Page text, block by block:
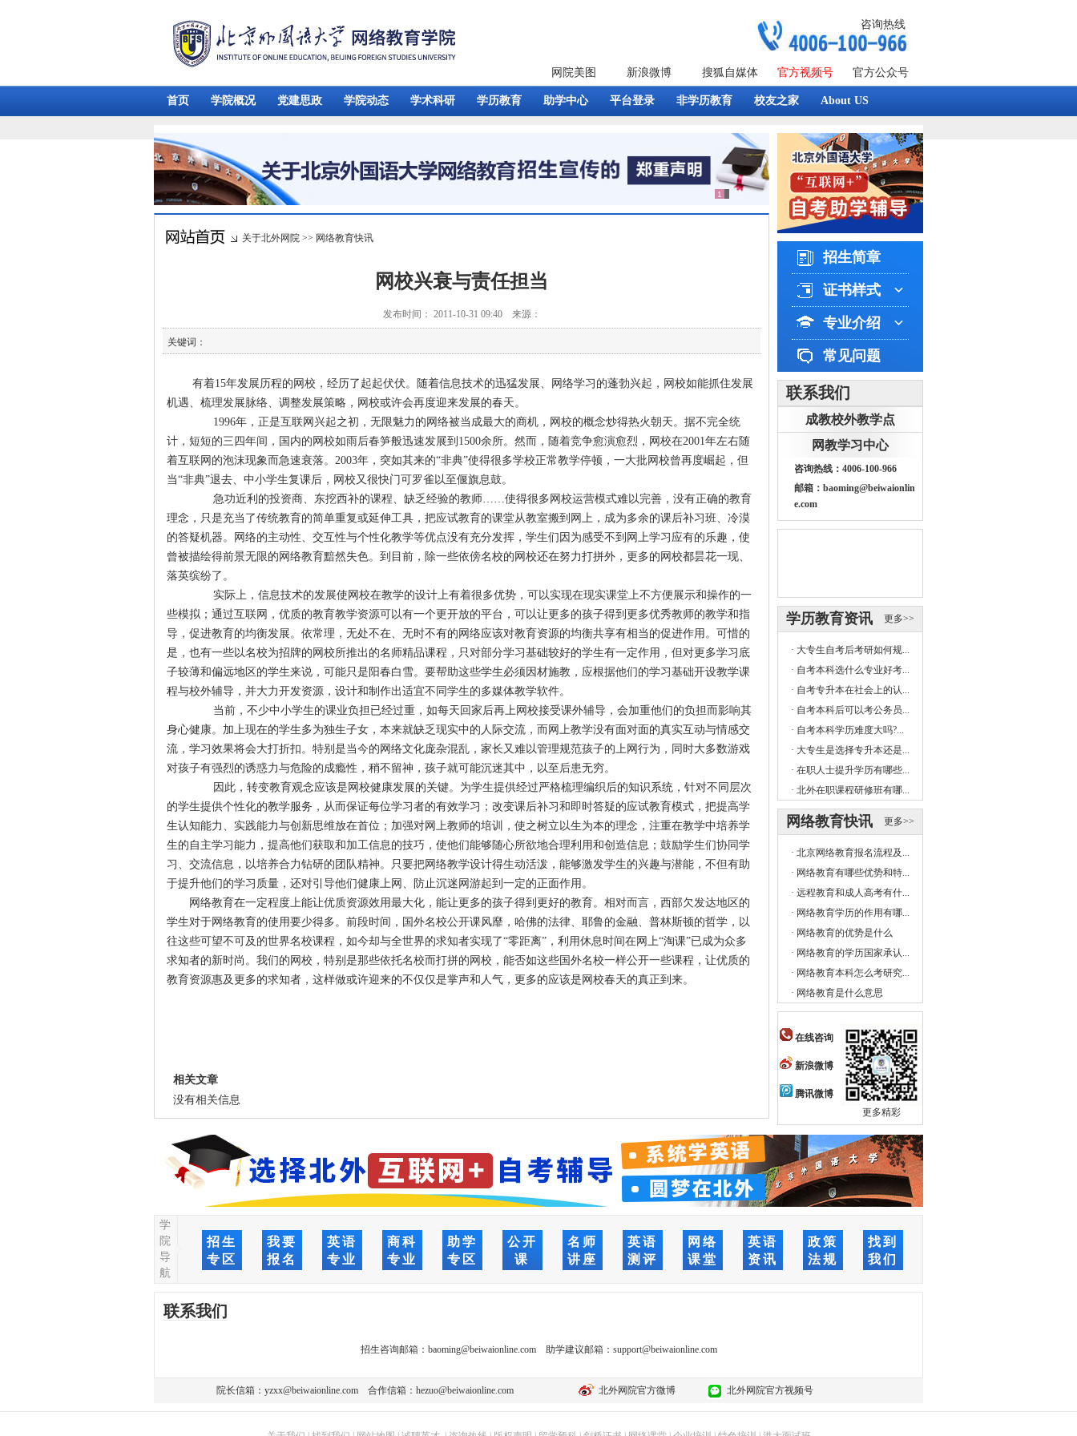
咨询热线
网院美图 新浪微博 搜狐自媒体 官方视频号 官方公众号
首页 学院概况 党建思政 学院动态 学术科研 学历教育 助学中心 平台登录 非学历教育 校友之家 About US
关于北外网院 >> 网络教育快讯
网校兴衰与责任担当
发布时间： 2011-10-31 09:40 来源：
关键词：
有着15年发展历程的网校，经历了起起伏伏。随着信息技术的迅猛发展、网络学习的蓬勃兴起，网校如能抓住发展
机遇、梳理发展脉络、调整发展策略，网校或许会再度迎来发展的春天。
1996年，正是互联网兴起之初，无限魅力的网络被当成最大的商机，网校的概念炒得热火朝天。据不完全统
计，短短的三四年间，国内的网校如雨后春笋般迅速发展到 1500余所。然而，随着竞争愈演愈烈，网校在2001年左右随
着互联网的泡沫现象而急速衰落。 2003年，突如其来的“非典”使得很多学校正常教学停顿，一大批网校曾再度崛起，但
当“非典”退去、中小学生复课后，网校又很快门可罗雀以至偃旗息鼓。
急功近利的投资商、东挖西补的课程、缺乏经验的教师……使得很多网校运营模式难以完善，没有正确的教育
理念，只是充当了传统教育的简单重复或延伸工具，把应试教育的课堂从教室搬到网上，成为多余的课后补习班、冷漠
的答疑机器。网络的主动性、交互性与个性化教学等优点没有充分发挥，学生们因为感受不到网上学习应有的乐趣，使
曾被描绘得前景无限的 网络教育黯然失色。到目前，除一些依傍名校的网校还在努力打拼外，更多的网校都昙花一现、
落英缤纷了。
实际上，信息技术的发展使网校在教学的设计上有着很多优势，可以实现在现实课堂上不方便展示和操作的一
些模拟；通过互联网，优质的教育教学资源可以有一个更开放的平台，可以让更多的孩子得到更多优秀教师的教学和指
导，促进教育的均衡发展。依常理，无处不在、无时不有的网络应该对教育资源的均衡共享有相当的促进作用。可惜的
是，也有一些以名校为招牌的网校所推出的名师精品课程，只对部分学习基础较好的学生有一定作用，但对更多学习底
子较薄和偏远地区的学生来说，可能只是阳春白雪。要帮助这些学生必须因材施教，应根据他们的学习基础开设教学课
程与校外辅导，并大力开发资源，设计和制作出适宜不同学生的多媒体教学软件。
当前，不少中小学生的课业负担已经过重，如每天回家后再上网校接受课外辅导，会加重他们的负担而影响其
身心健康。加上现在的学生多为独生子女，本来就缺乏现实中的人际交流，而网上教学没有面对面的真实互动与情感交
流，学习效果将会大打折扣。特别是当今的网络文化庞杂混乱，家长又难以管理规范孩子的上网行为，同时大多数游戏
对孩子有强烈的诱惑力与危险的成瘾性，稍不留神，孩子就可能沉迷其中，以至后患无穷。
因此，转变教育观念应该是网校健康发展的关键。为学生提供经过严格梳理编织后的知识系统，针对不同层次
的学生提供个性化的教学服务，从而保证每位学习者的有效学习；改变课后补习和即时答疑的应试教育模式，把提高学
生认知能力、实践能力与创新思维放在首位；加强对网上教师的培训，使之树立以生为本的理念，注重在教学中培养学
生的自主学习能力，提高他们获取和加工信息的技巧，使他们能够随心所欲地合理利用和创造信息；鼓励学生们协同学
习、交流信息，以培养合力钻研的团队精神。只要把网络教学设计得生动活泼，能够激发学生的兴趣与潜能，不但有助
于提升他们的学习质量，还对引导他们健康上网、防止沉迷网游起到一定的正面作用。
网络教育在一定程度上能让优质资源效用最大化，能让更多的孩子得到更好的教育。相对而言，西部欠发达地区的
学生对于网络教育的使用要少得多。前段时间，国外名校公开课风靡，哈佛的法律、耶鲁的金融、普林斯顿的哲学，以
往这些可望不可及的世界名校课程，如今却与全世界的求知者实现了“零距离”，利用休息时间在网上“淘课”已成为众多
求知者的新时尚。我们的网校，特别是那些依托名校而打拼的网校，能否如这些国外名校一样公开一些课程，让优质的
教育资源惠及更多的求知者，这样做或许迎来的不仅仅是掌声和人气，更多的应该是网校春天的真正到来。
相关文章
没有相关信息
招生简章
证书样式
专业介绍
常见问题
联系我们
成教校外教学点
网教学习中心
咨询热线：4006-100-966
邮箱：baoming@beiwaionlin
e.com
更多>>
学历教育资讯
· 大专生自考后考研如何规...
· 自考本科选什么专业好考...
· 自考专升本在社会上的认...
· 自考本科后可以考公务员...
· 自考本科学历难度大吗?...
· 大专生是选择专升本还是...
· 在职人士提升学历有哪些...
· 北外在职课程研修班有哪...
更多>>
网络教育快讯
· 北京网络教育报名流程及...
· 网络教育有哪些优势和特...
· 远程教育和成人高考有什...
· 网络教育学历的作用有哪...
· 网络教育的优势是什么
· 网络教育的学历国家承认...
· 网络教育本科怎么考研究...
· 网络教育是什么意思
在线咨询
新浪微博
腾讯微博
更多精彩
学
院
导
航
招生
专区
我要
报名
英语
专业
商科
专业
助学
专区
公开
课
名师
讲座
英语
测评
网络
课堂
英语
资讯
政策
法规
找到
我们
联系我们
招生咨询邮箱： baoming@beiwaionline.com助学建议邮箱： support@beiwaionline.com
院长信箱： yzxx@beiwaionline.com 合作信箱： hezuo@beiwaionline.com 北外网院官方微博 北外网院官方视频号